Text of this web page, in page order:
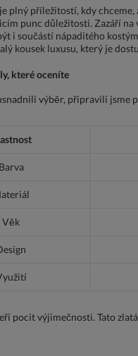
plný příležitostí, kdy
punc důležitosti. Zazáří
i součástí nápaditého
kousek luxusu, který je
které oceníte
výběr, připravili jsme
Barva
Věk
pocit výjimečnosti. Tato